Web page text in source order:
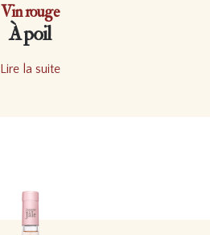
Vin rouge
À poil
Lire la suite